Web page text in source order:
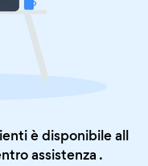
è disponibile all
assistenza .